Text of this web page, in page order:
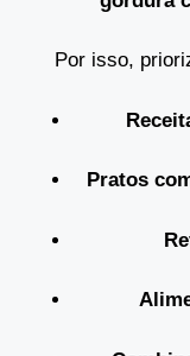
Por isso,
Pratos